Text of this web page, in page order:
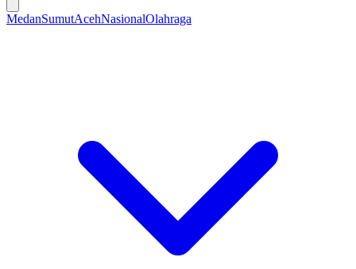
MedanSumutAcehNasionalOlahraga